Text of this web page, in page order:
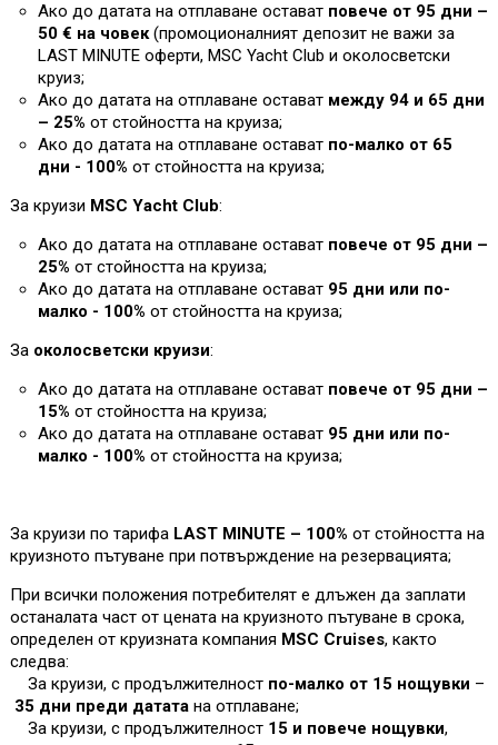
Ако до датата на отплаване остават повече от 95 дни –
50 € на човек(промоционалният депозит не важи за
LAST MINUTE оферти, MSC Yacht Club и околосветски
круиз;
Ако до датата на отплаване остават между 94 и 65 дни
– 25% от стойността на круиза;
Ако до датата на отплаване остават по-малко от 65
дни - 100% от стойността на круиза;
За круизи MSC Yacht Club:
Ако до датата на отплаване остават повече от 95 дни –
25% от стойността на круиза;
Ако до датата на отплаване остават 95 дни или по-
малко - 100% от стойността на круиза;
За околосветски круизи:
Ако до датата на отплаване остават повече от 95 дни –
1 5% от стойността на круиза;
Ако до датата на отплаване остават 95 дни или по-
малко - 100% от стойността на круиза;
За круизи по тарифа LAST MINUTE – 100% от стойността на
круизното пътуване при потвърждение на резервацията;
При всички положения потребителят е длъжен да заплати
останалата част от цената на круизното пътуване в срока,
определен от круизната компания MSC Cruises, както
следва:
За круизи, с продължителност по-малко от 15 нощувки –
35 дни преди датата на отплаване;
За круизи, с продължителност15 и повече нощувки,